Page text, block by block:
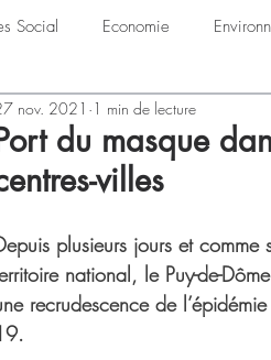
Social Economie
19 Culture Manifestations
du masque
villes
nov. 2021 1 min de lecture
plusieurs jours et comme
national, le Puy-de-
recrudescence de